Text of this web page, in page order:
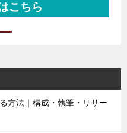
こちら
方法｜構成・執筆・リサー